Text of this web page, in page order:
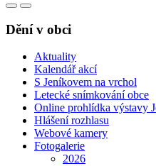
Dění v obci
Aktuality
Kalendář akcí
S Jeníkovem na vrchol
Letecké snímkování obce
Online prohlídka výstavy
Hlášení rozhlasu
Webové kamery
Fotogalerie
2026